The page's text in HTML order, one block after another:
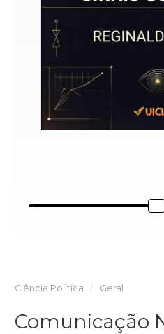
Ciência Política Geral
Comunicação